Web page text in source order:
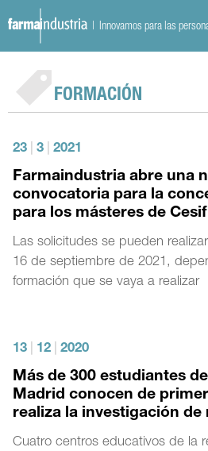
| Innovamos para las
FORMACIÓN
23 3 2021
Farmaindustria abre una
convocatoria para la
para los másteres de Cesif
Las solicitudes se pueden
16 de septiembre de 2021,
formación que se vaya a realizar
13 12 2020
Más de 300 estudiantes
Madrid conocen de
realiza la investigación de
Cuatro centros educativos de la